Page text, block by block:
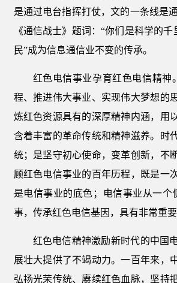
是通过电台指挥打仗，文的一条线是
《通信战士》题词：“你们是科学的
民”成为信息通信业不变的传承。
红色电信事业孕育红色电信精神
程、推进伟大事业、实现伟大梦想的
炼红色资源具有的深厚精神内涵，用
含着丰富的革命传统和精神滋养。时
统；是坚守初心使命，变革创新，不
顾红色电信事业的百年历程，既是一
是电信事业的底色；电信事业从一
事，传承红色电信基因，具有非常重
红色电信精神激励新时代的中国
展壮大提供了不竭动力。一百年来，
弘扬光荣传统、赓续红色血脉，坚持